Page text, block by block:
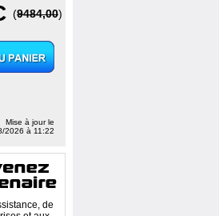
(9484,00)
Mise à jour le
2026 à 11:22
de